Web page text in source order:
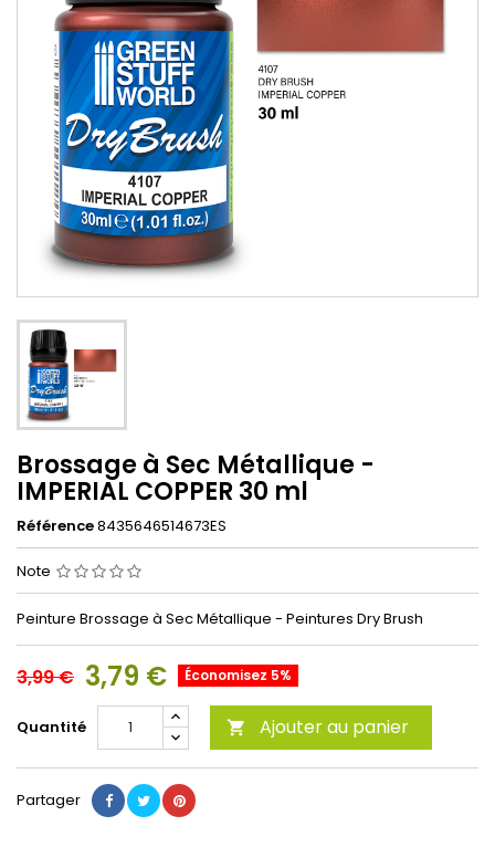
Brossage à Sec Métallique -
IMPERIAL COPPER 30 ml
Référence8435646514673ES
Note
Peinture Brossage à Sec Métallique - Peintures Dry Brush
3,99 € 3,79 € Économisez 5%
Quantité  Ajouter au panier
Partager